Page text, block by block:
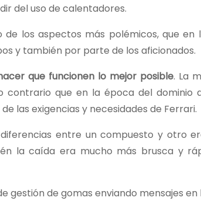
del uso de calentadores.
los aspectos más polémicos, que en
y también por parte de los aficionados.
que funcionen lo mejor posible. La
que en la época del dominio
las exigencias y necesidades de Ferrari.
entre un compuesto y otro
la caída era mucho más brusca y
de gomas enviando mensajes en